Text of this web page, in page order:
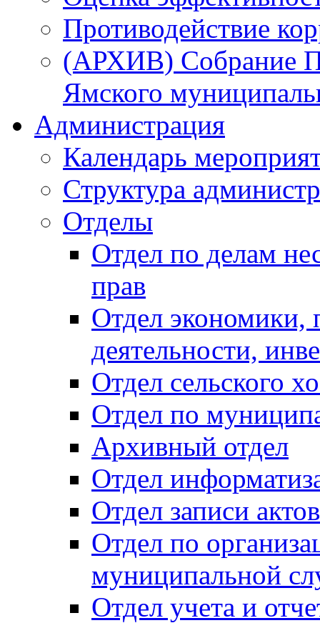
Противодействие
(АРХИВ) Собрание
Ямского
Администрация
Календарь
Структура
Отделы
Отдел по делам
прав
Отдел экономики,
деятельности,
Отдел сельского
Отдел по
Архивный отдел
Отдел
Отдел записи
Отдел по
муниципальной
Отдел учета и